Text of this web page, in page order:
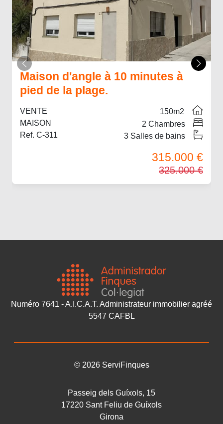
Maison d'angle à 10 minutes à
pied de la plage.
VENTE
MAISON
Ref. C-311
150m2
2 Chambres
3 Salles de bains
315.000 €
325.000 €
Numéro 7641 - A.I.C.A.T. Administrateur immobilier agréé
5547 CAFBL
© 2026 ServiFinques
Passeig dels Guíxols, 15
17220 Sant Feliu de Guíxols
Girona